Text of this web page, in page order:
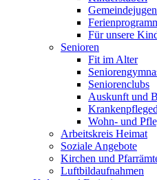
Für unsere
Senioren
Fit im Alter
Seniorenclubs
Auskunft und
Wohn- und
Arbeitskreis Heimat
Soziale Angebote
Kirchen und
Luftbildaufnahmen